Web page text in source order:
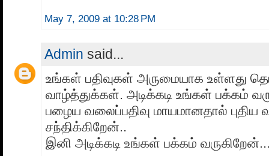
May 7, 2009 at 10:28 PM
Admin said...
உங்கள் பதிவுகள் அருமையாக உள்ளது
வாழ்த்துக்கள். அடிக்கடி உங்கள் பக்கம்
பழைய வலைப்பதிவு மாயமானதால் புதிய
சந்திக்கிறேன்..
இனி அடிக்கடி உங்கள் பக்கம்